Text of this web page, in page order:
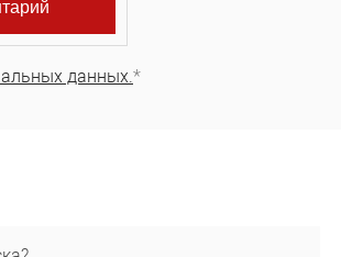
данных.*